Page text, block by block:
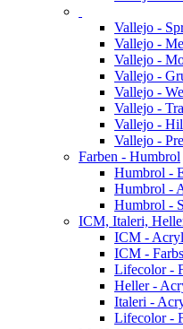
Vallejo -
Vallejo -
Vallejo -
Vallejo -
Vallejo -
Vallejo -
Vallejo -
Vallejo -
Farben - Humbrol
Humbrol -
Humbrol -
Humbrol -
ICM, Italeri,
ICM -
ICM -
Lifecolor -
Heller -
Italeri -
Lifecolor -